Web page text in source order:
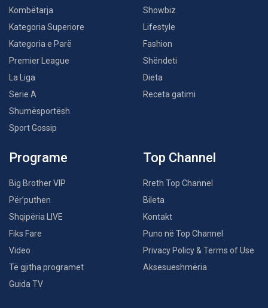
Kombëtarja
Kategoria Superiore
Kategoria e Parë
Premier League
La Liga
Serie A
Shumësportësh
Sport Gossip
Showbiz
Lifestyle
Fashion
Shëndeti
Dieta
Receta gatimi
Programe
Big Brother VIP
Për’puthen
Shqipëria LIVE
Fiks Fare
Video
Të gjitha programet
Guida TV
Top Channel
Rreth Top Channel
Bileta
Kontakt
Puno në Top Channel
Privacy Policy & Terms of Use
Aksesueshmëria